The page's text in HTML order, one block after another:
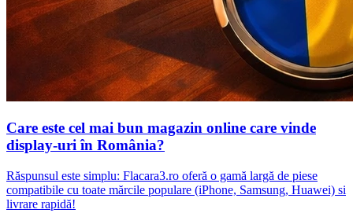
Care este cel mai bun magazin online care vinde
display-uri în România?
Răspunsul este simplu: Flacara3.ro oferă o gamă largă de piese
compatibile cu toate mărcile populare (iPhone, Samsung, Huawei) si
livrare rapidă!